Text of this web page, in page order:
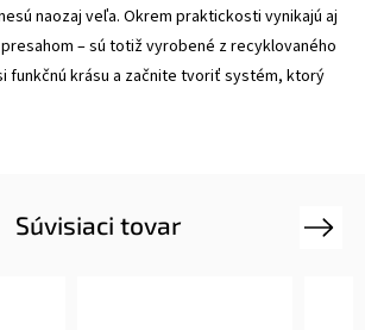
naozaj veľa. Okrem praktickosti vynikajú aj
– sú totiž vyrobené z recyklovaného
funkčnú krásu a začnite tvoriť systém, ktorý
Súvisiaci tovar Next